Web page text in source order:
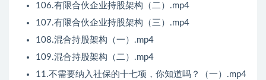
106.有限合伙企业持股架构（二）.mp4
107.有限合伙企业持股架构（三）.mp4
108.混合持股架构（一）.mp4
109.混合持股架构（二）.mp4
11.不需要纳入社保的十七项，你知道吗？（一）.mp4